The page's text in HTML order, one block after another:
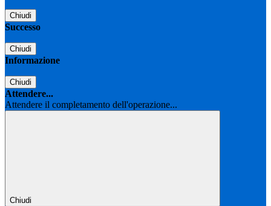
Chiudi
Successo
Chiudi
Informazione
Chiudi
Attendere...
Attendere il completamento dell'operazione...
Chiudi